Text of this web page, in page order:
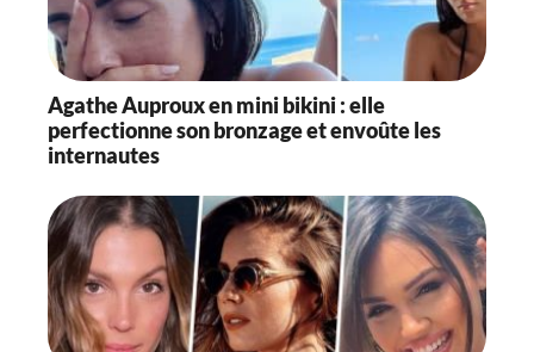
Agathe Auproux en mini bikini : elle
perfectionne son bronzage et envoûte les
internautes